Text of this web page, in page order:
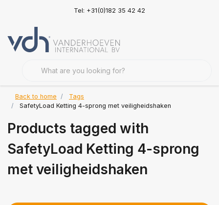
Tel: +31(0)182 35 42 42
Back to home
Tags
SafetyLoad Ketting 4-sprong met veiligheidshaken
Products tagged with
SafetyLoad Ketting 4-sprong
met veiligheidshaken